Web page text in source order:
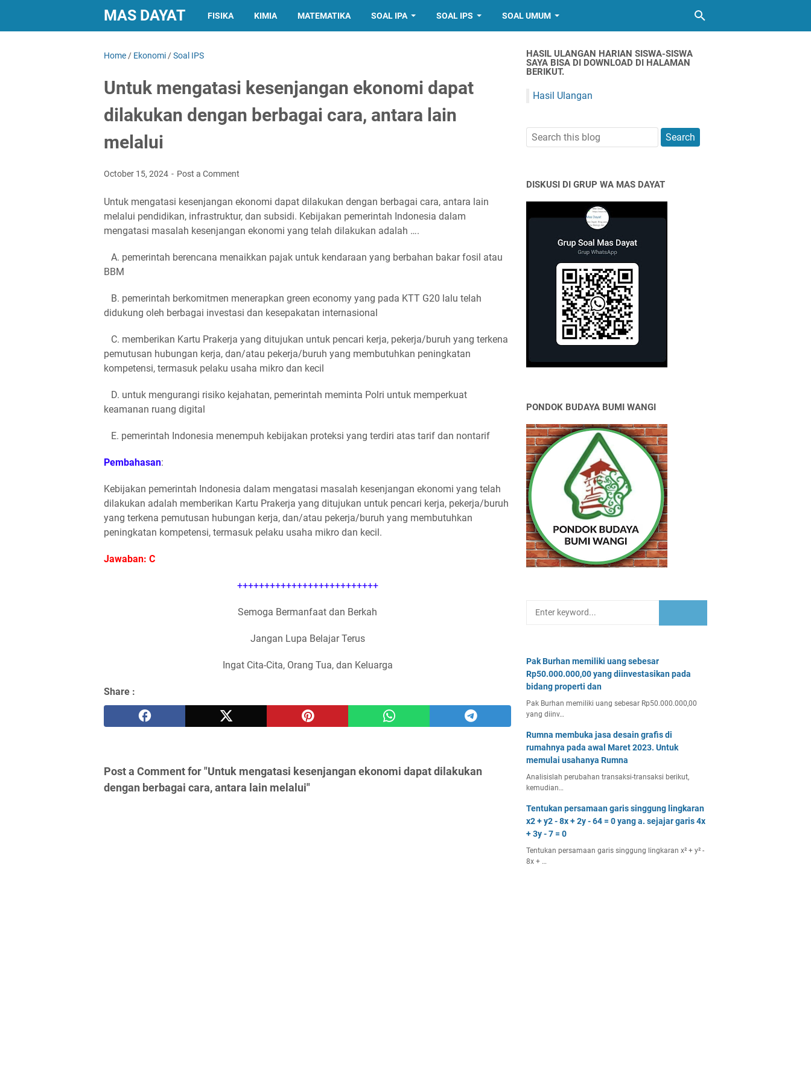
MAS DAYAT FISIKA KIMIA MATEMATIKA SOAL IPA SOAL IPS SOAL UMUM
Home / Ekonomi /Soal IPS
Untuk mengatasi kesenjangan ekonomi dapat
dilakukan dengan berbagai cara, antara lain
melalui
October 15, 2024 Post a Comment
Untuk mengatasi kesenjangan ekonomi dapat dilakukan dengan berbagai cara, antara lain
melalui pendidikan, infrastruktur, dan subsidi. Kebijakan pemerintah Indonesia dalam
mengatasi masalah kesenjangan ekonomi yang telah dilakukan adalah ….
A. pemerintah berencana menaikkan pajak untuk kendaraan yang berbahan bakar fosil atau
BBM
B. pemerintah berkomitmen menerapkan green economy yang pada KTT G20 lalu telah
didukung oleh berbagai investasi dan kesepakatan internasional
C. memberikan Kartu Prakerja yang ditujukan untuk pencari kerja, pekerja/buruh yang terkena
pemutusan hubungan kerja, dan/atau pekerja/buruh yang membutuhkan peningkatan
kompetensi, termasuk pelaku usaha mikro dan kecil
D. untuk mengurangi risiko kejahatan, pemerintah meminta Polri untuk memperkuat
keamanan ruang digital
E. pemerintah Indonesia menempuh kebijakan proteksi yang terdiri atas tarif dan nontarif
Pembahasan:
Kebijakan pemerintah Indonesia dalam mengatasi masalah kesenjangan ekonomi yang telah
dilakukan adalah memberikan Kartu Prakerja yang ditujukan untuk pencari kerja, pekerja/buruh
yang terkena pemutusan hubungan kerja, dan/atau pekerja/buruh yang membutuhkan
peningkatan kompetensi, termasuk pelaku usaha mikro dan kecil.
Jawaban: C
++++++++++++++++++++++++++
Semoga Bermanfaat dan Berkah
Jangan Lupa Belajar Terus
Ingat Cita-Cita, Orang Tua, dan Keluarga
Share :
Post a Comment for "Untuk mengatasi kesenjangan ekonomi dapat dilakukan
dengan berbagai cara, antara lain melalui"
HASIL ULANGAN HARIAN SISWA-SISWA
SAYA BISA DI DOWNLOAD DI HALAMAN
BERIKUT.
Hasil Ulangan
DISKUSI DI GRUP WA MAS DAYAT
PONDOK BUDAYA BUMI WANGI
Pak Burhan memiliki uang sebesar
Rp50.000.000,00 yang diinvestasikan pada
bidang properti dan
Pak Burhan memiliki uang sebesar Rp50.000.000,00
yang diinv…
Rumna membuka jasa desain grafis di
rumahnya pada awal Maret 2023. Untuk
memulai usahanya Rumna
Analisislah perubahan transaksi-transaksi berikut,
kemudian…
Tentukan persamaan garis singgung lingkaran
x2 + y2 - 8x + 2y - 64 = 0 yang a. sejajar garis 4x
+ 3y - 7 = 0
Tentukan persamaan garis singgung lingkaran x² + y² -
8x + …